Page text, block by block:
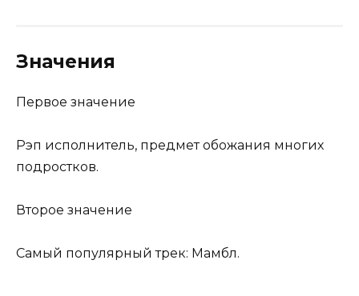
Значения
Первое значение
Рэп исполнитель, предмет обожания многих
подростков.
Второе значение
Самый популярный трек: Мамбл.